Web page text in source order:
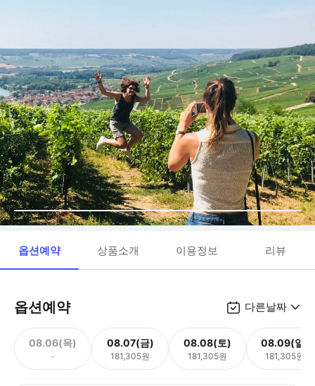
옵션예약 상품소개 이용정보 리뷰
옵션예약 다른날짜
08.06(목)
-
08.07(금)
181,305원
08.08(토)
181,305원
08.09(일)
181,305원